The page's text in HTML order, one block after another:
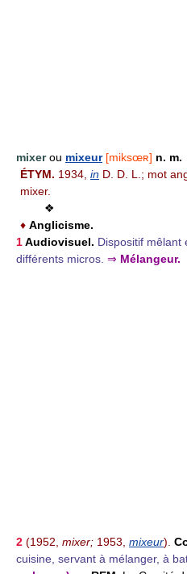
mixerou mixeur [miksœʀ] n. m.
ÉTYM. 1934, in D. D. L.; mot
mixer.
❖
♦ Anglicisme.
1Audiovisuel. Dispositif mêlant
différents micros. ⇒ Mélangeur.
2 (1952, mixer; 1953, mixeur).
cuisine, servant à mélanger, à